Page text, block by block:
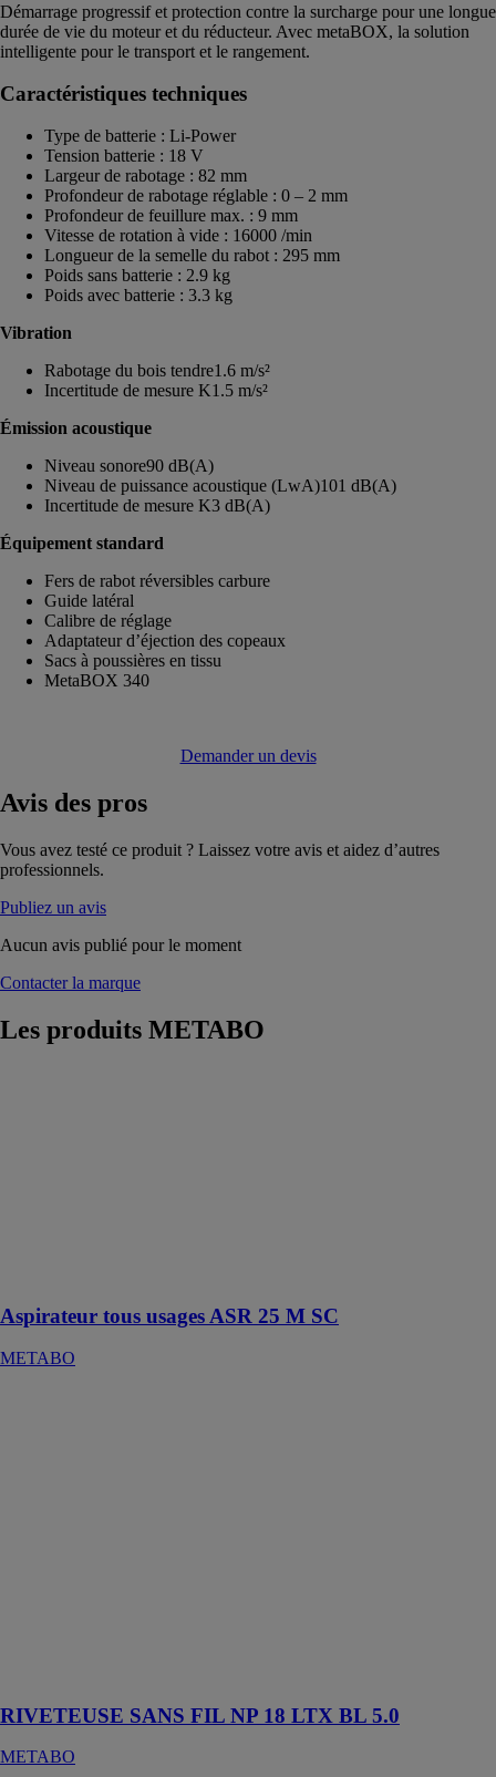
Démarrage progressif et protection contre la surcharge pour une longue
durée de vie du moteur et du réducteur. Avec metaBOX, la solution
intelligente pour le transport et le rangement.
Caractéristiques techniques
Type de batterie : Li-Power
Tension batterie : 18 V
Largeur de rabotage : 82 mm
Profondeur de rabotage réglable : 0 – 2 mm
Profondeur de feuillure max. : 9 mm
Vitesse de rotation à vide : 16000 /min
Longueur de la semelle du rabot : 295 mm
Poids sans batterie : 2.9 kg
Poids avec batterie : 3.3 kg
Vibration
Rabotage du bois tendre1.6 m/s²
Incertitude de mesure K1.5 m/s²
Émission acoustique
Niveau sonore90 dB(A)
Niveau de puissance acoustique (LwA)101 dB(A)
Incertitude de mesure K3 dB(A)
Équipement standard
Fers de rabot réversibles carbure
Guide latéral
Calibre de réglage
Adaptateur d’éjection des copeaux
Sacs à poussières en tissu
MetaBOX 340
Demander un devis
Avis des pros
Vous avez testé ce produit ? Laissez votre avis et aidez d’autres
professionnels.
Publiez un avis
Aucun avis publié pour le moment
Contacter la marque
Les produits METABO
Aspirateur tous usages ASR 25 M SC
METABO
RIVETEUSE SANS FIL NP 18 LTX BL 5.0
METABO